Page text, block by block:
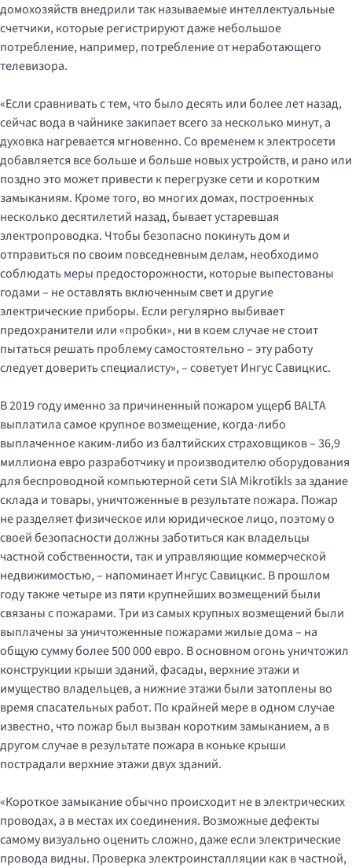
домохозяйств внедрили так называемые интеллектуальные
счетчики, которые регистрируют даже небольшое
потребление, например, потребление от неработающего
телевизора.
«Если сравнивать с тем, что было десять или более лет назад,
сейчас вода в чайнике закипает всего за несколько минут, а
духовка нагревается мгновенно. Со временем к электросети
добавляется все больше и больше новых устройств, и рано или
поздно это может привести к перегрузке сети и коротким
замыканиям. Кроме того, во многих домах, построенных
несколько десятилетий назад, бывает устаревшая
электропроводка. Чтобы безопасно покинуть дом и
отправиться по своим повседневным делам, необходимо
соблюдать меры предосторожности, которые выпестованы
годами – не оставлять включенным свет и другие
электрические приборы. Если регулярно выбивает
предохранители или «пробки», ни в коем случае не стоит
пытаться решать проблему самостоятельно – эту работу
следует доверить специалисту», – советует Ингус Савицкис.
В 2019 году именно за причиненный пожаром ущерб BALTA
выплатила самое крупное возмещение, когда-либо
выплаченное каким-либо из балтийских страховщиков – 36,9
миллиона евро разработчику и производителю оборудования
для беспроводной компьютерной сети SIA Mikrotīkls за здание
склада и товары, уничтоженные в результате пожара. Пожар
не разделяет физическое или юридическое лицо, поэтому о
своей безопасности должны заботиться как владельцы
частной собственности, так и управляющие коммерческой
недвижимостью, – напоминает Ингус Савицкис. В прошлом
году также четыре из пяти крупнейших возмещений были
связаны с пожарами. Три из самых крупных возмещений были
выплачены за уничтоженные пожарами жилые дома – на
общую сумму более 500 000 евро. В основном огонь уничтожил
конструкции крыши зданий, фасады, верхние этажи и
имущество владельцев, а нижние этажи были затоплены во
время спасательных работ. По крайней мере в одном случае
известно, что пожар был вызван коротким замыканием, а в
другом случае в результате пожара в коньке крыши
пострадали верхние этажи двух зданий.
«Короткое замыкание обычно происходит не в электрических
проводах, а в местах их соединения. Возможные дефекты
самому визуально оценить сложно, даже если электрические
провода видны. Проверка электроинсталляции как в частной,